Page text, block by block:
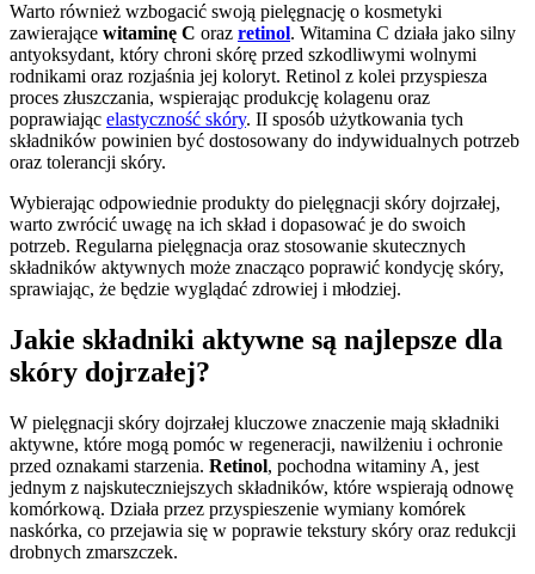
Warto również wzbogacić swoją pielęgnację o kosmetyki
zawierające witaminę C oraz retinol. Witamina C działa jako silny
antyoksydant, który chroni skórę przed szkodliwymi wolnymi
rodnikami oraz rozjaśnia jej koloryt. Retinol z kolei przyspiesza
proces złuszczania, wspierając produkcję kolagenu oraz
poprawiając elastyczność skóry. II sposób użytkowania tych
składników powinien być dostosowany do indywidualnych potrzeb
oraz tolerancji skóry.
Wybierając odpowiednie produkty do pielęgnacji skóry dojrzałej,
warto zwrócić uwagę na ich skład i dopasować je do swoich
potrzeb. Regularna pielęgnacja oraz stosowanie skutecznych
składników aktywnych może znacząco poprawić kondycję skóry,
sprawiając, że będzie wyglądać zdrowiej i młodziej.
Jakie składniki aktywne są najlepsze dla
skóry dojrzałej?
W pielęgnacji skóry dojrzałej kluczowe znaczenie mają składniki
aktywne, które mogą pomóc w regeneracji, nawilżeniu i ochronie
przed oznakami starzenia. Retinol, pochodna witaminy A, jest
jednym z najskuteczniejszych składników, które wspierają odnowę
komórkową. Działa przez przyspieszenie wymiany komórek
naskórka, co przejawia się w poprawie tekstury skóry oraz redukcji
drobnych zmarszczek.